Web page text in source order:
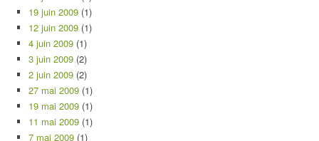
19 juin 2009 (1)
12 juin 2009 (1)
4 juin 2009 (1)
3 juin 2009 (2)
2 juin 2009 (2)
27 mai 2009 (1)
19 mai 2009 (1)
11 mai 2009 (1)
7 mai 2009 (1)